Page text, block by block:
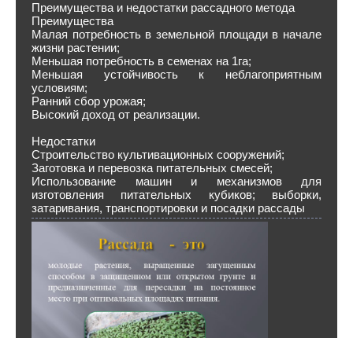
Преимущества и недостатки рассадного метода
Преимущества
Малая потребность в земельной площади в начале
жизни растении;
Меньшая потребность в семенах на 1га;
Меньшая устойчивость к неблагоприятным
условиям;
Ранний сбор урожая;
Высокий доход от реализации.
Недостатки
Строительство культивационных сооружений;
Заготовка и перевозка питательных смесей;
Использование машин и механизмов для
изготовления питательных кубиков; выборки,
затаривания, транспортировки и посадки рассады